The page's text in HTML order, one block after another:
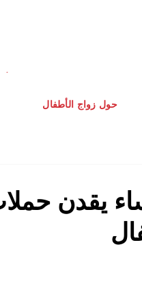
يقدن
حول زواج الأطفال